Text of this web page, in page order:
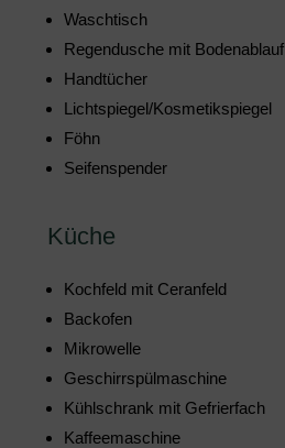
Waschtisch
Regendusche mit Bodenablauf
Handtücher
Lichtspiegel/Kosmetikspiegel
Föhn
Seifenspender
Küche
Kochfeld mit Ceranfeld
Backofen
Mikrowelle
Geschirrspülmaschine
Kühlschrank mit Gefrierfach
Kaffeemaschine